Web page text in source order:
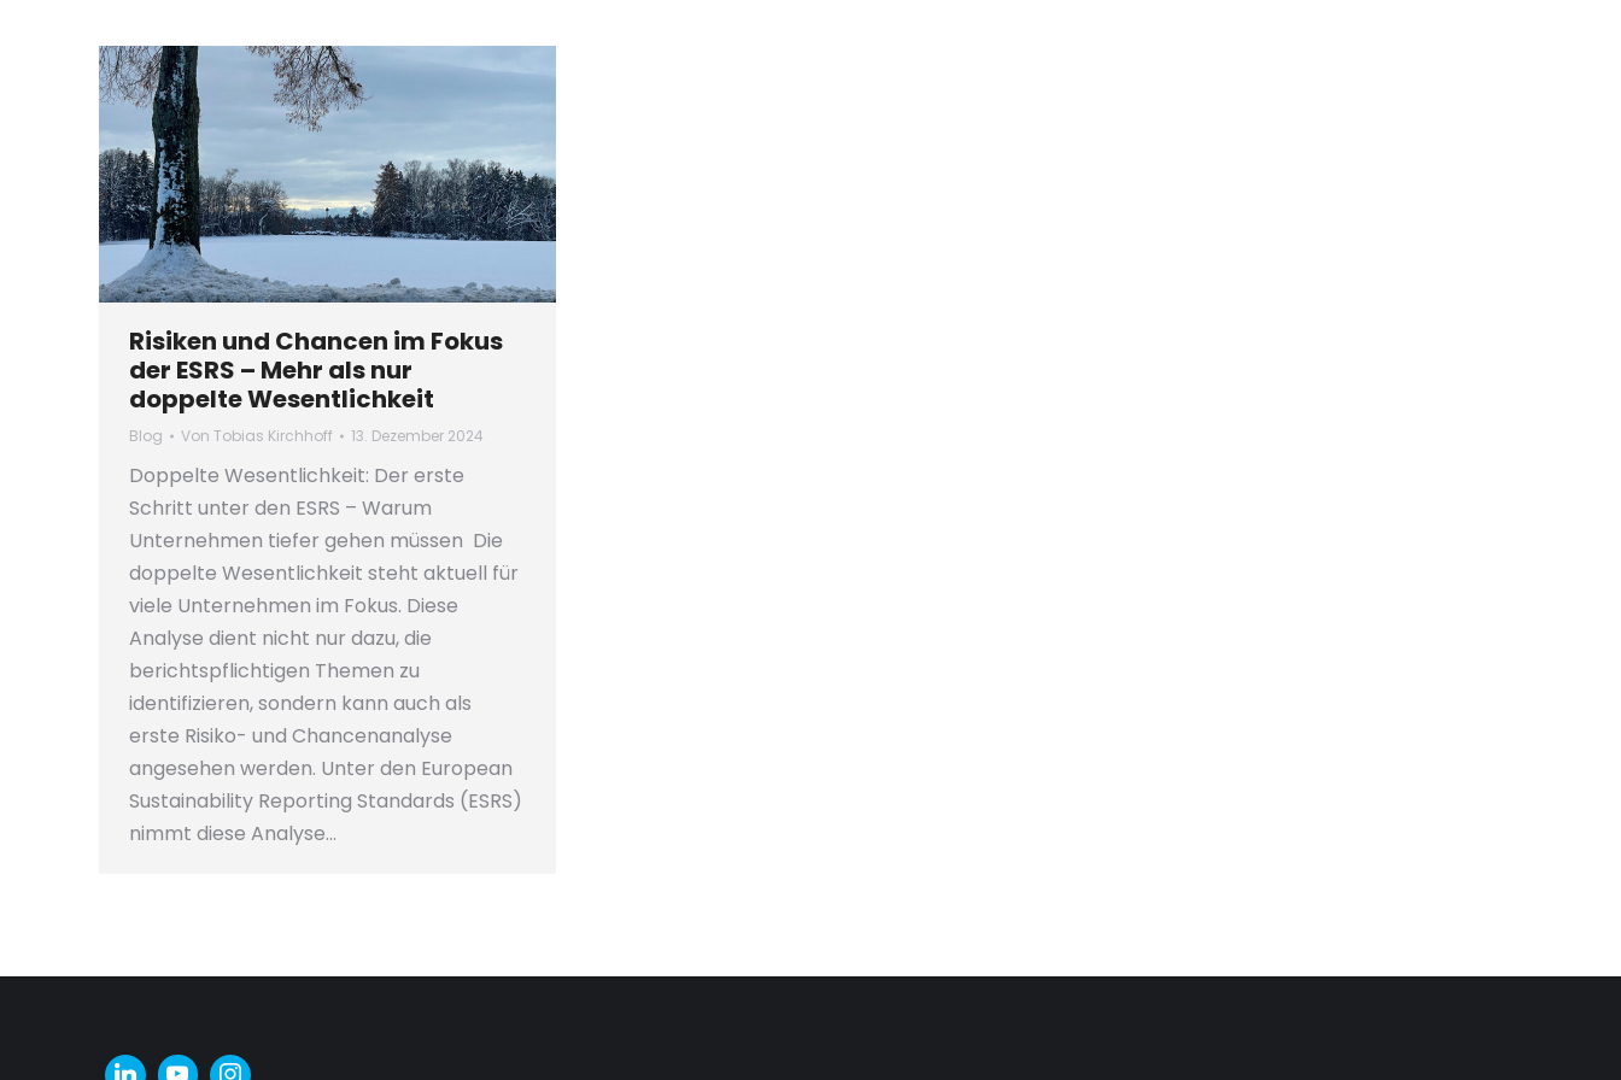
Risiken und Chancen im Fokus
der ESRS – Mehr als nur
doppelte Wesentlichkeit
Blog Von Tobias Kirchhoff 13. Dezember 2024
Doppelte Wesentlichkeit: Der erste
Schritt unter den ESRS – Warum
Unternehmen tiefer gehen müssen Die
doppelte Wesentlichkeit steht aktuell für
viele Unternehmen im Fokus. Diese
Analyse dient nicht nur dazu, die
berichtspflichtigen Themen zu
identifizieren, sondern kann auch als
erste Risiko- und Chancenanalyse
angesehen werden. Unter den European
Sustainability Reporting Standards (ESRS)
nimmt diese Analyse…